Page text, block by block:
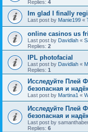
Replies: 4
Im glad I finally
Last post by Manie199 «
online casinos us
Last post by Davidlah «
Replies: 2
IPL photofacial
Last post by Davidlah «
Replies: 1
Исследуйте Плей
безопасная и
Last post by Martina1 «
Исследуйте Плей
безопасная и
Last post by
Replies: 6